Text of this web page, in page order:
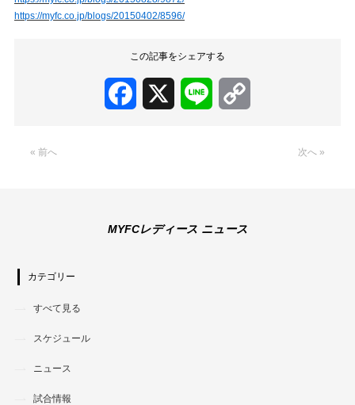
https://myfc.co.jp/blogs/20150402/8596/
この記事をシェアする
Facebook Line
« 前へ 次へ »
MYFCレディース ニュース
カテゴリー
すべて見る
スケジュール
ニュース
試合情報